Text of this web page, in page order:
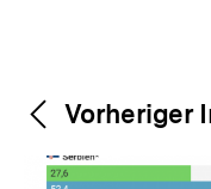
Weitere
Inhalte
Content-
Navigation
Vorheriger